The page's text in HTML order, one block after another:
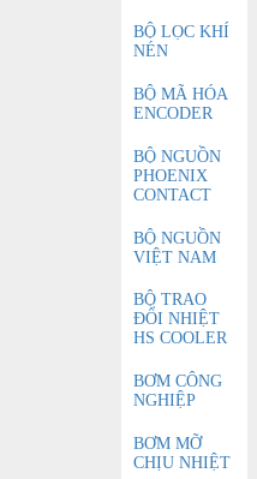
BỘ LỌC KHÍ
NÉN
BỘ MÃ HÓA
ENCODER
BỘ NGUỒN
PHOENIX
CONTACT
BỘ NGUỒN
VIỆT NAM
BỘ TRAO
ĐỔI NHIỆT
HS COOLER
BƠM CÔNG
NGHIỆP
BƠM MỠ
CHỊU NHIỆT